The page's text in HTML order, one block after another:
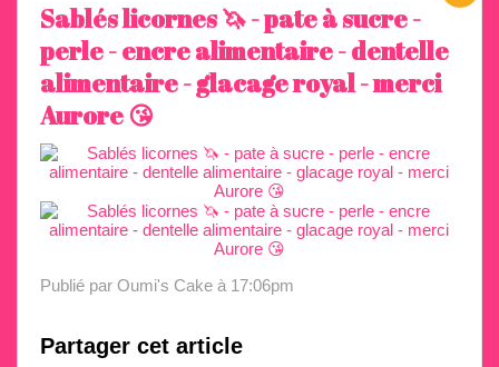
Sablés licornes 🦄 - pate à sucre -
perle - encre alimentaire - dentelle
alimentaire - glacage royal - merci
Aurore 😘
Publié par Oumi's Cake à 17:06pm
Partager cet article